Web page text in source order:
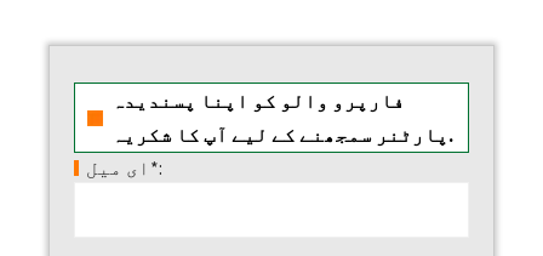
فارپرو والو کو اپنا پسندیدہ
پارٹنر سمجھنے کے لیے آپ کا شکریہ.
ای میل*: